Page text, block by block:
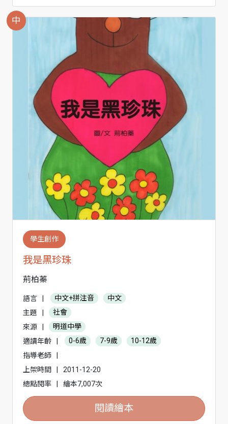
中
學生創作
我是黑珍珠
荊柏蓁
語言 | 中文+拼注音
中文
主題
|
社會
來源
|
明道中學
適讀年齡
| 0-6歲 7-9歲
10-12歲
指導老師
|
上架時間
|
2011-12-20
總點閱率
| 繪本7,007次
閱讀繪本